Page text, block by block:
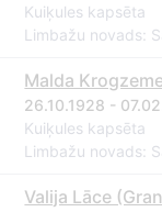
Kuiķules kapsēta
Limbažu novads:
Malda
26.10.1928 -
Kuiķules kapsēta
Limbažu novads:
Valija Lāce